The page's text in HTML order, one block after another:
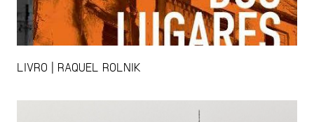
LIVRO | RAQUEL ROLNIK